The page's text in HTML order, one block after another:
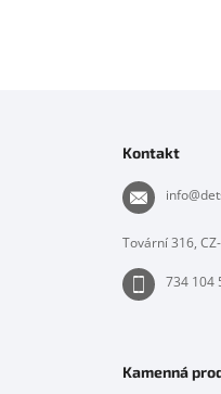
Kontakt
info@
Tovární 316,
734 104
Kamenná